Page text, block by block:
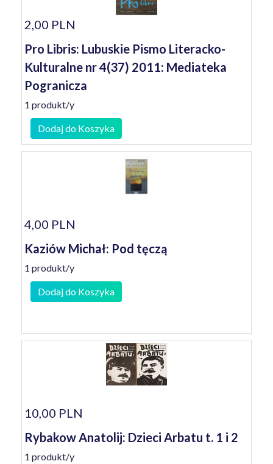
2,00 PLN
Pro Libris: Lubuskie Pismo Literacko-
Kulturalne nr 4(37) 2011: Mediateka
Pogranicza
1 produkt/y
Dodaj do Koszyka
4,00 PLN
Kaziów Michał: Pod tęczą
1 produkt/y
Dodaj do Koszyka
10,00 PLN
Rybakow Anatolij: Dzieci Arbatu t. 1 i 2
1 produkt/y